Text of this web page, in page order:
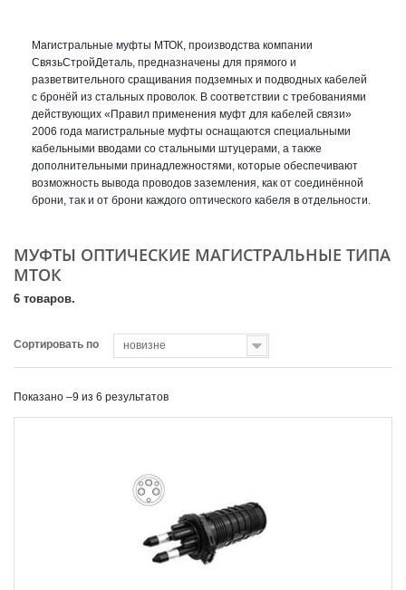
Магистральные муфты МТОК, производства компании
СвязьСтройДеталь, предназначены для прямого и
разветвительного сращивания подземных и подводных кабелей
с бронёй из стальных проволок. В соответствии с требованиями
действующих «Правил применения муфт для кабелей связи»
2006 года магистральные муфты оснащаются специальными
кабельными вводами со стальными штуцерами, а также
дополнительными принадлежностями, которые обеспечивают
возможность вывода проводов заземления, как от соединённой
брони, так и от брони каждого оптического кабеля в отдельности.
МУФТЫ ОПТИЧЕСКИЕ МАГИСТРАЛЬНЫЕ ТИПА
МТОК
6 товаров.
Сортировать по новизне
Показано –9 из 6 результатов